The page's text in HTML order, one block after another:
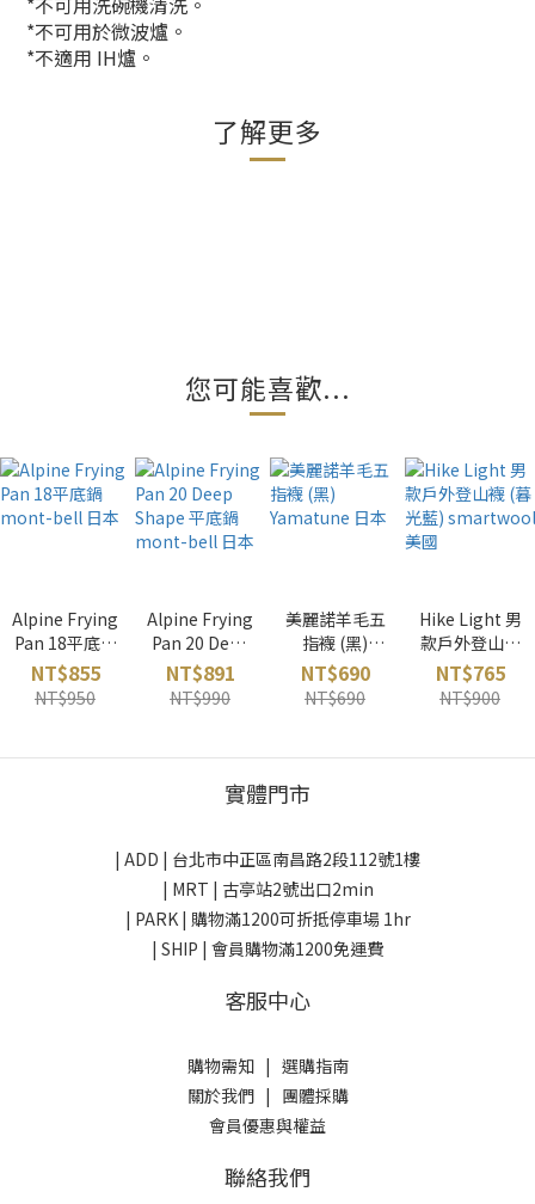
*不可用於微波爐。
*不適用 IH爐。
了解更多
您可能喜歡...
Alpine Frying
Pan 18平底鍋
mont-bell 日
本
NT$855
NT$950
Alpine Frying
Pan 20 Deep
Shape 平底鍋
mont-bell 日
本
NT$891
NT$990
美麗諾羊毛五
指襪 (黑)
Yamatune 日
本
NT$690
NT$690
Hike Light 男
款戶外登山襪
(暮光藍)
smartwool
美國
NT$765
NT$900
實體門市
| ADD | 台北市中正區南昌路2段112號1樓
| MRT | 古亭站2號出口2min
| PARK | 購物滿1200可折抵停車場 1hr
| SHIP | 會員購物滿1200免運費
客服中心
購物需知| 選購指南
關於我們| 團體採購
會員優惠與權益
聯絡我們